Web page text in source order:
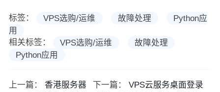
标签： VPS选购/运维 故障处理
Python应
用
相关标签：
VPS选购/运维
故障处理
Python应用
上一篇：
香港服务器
下一篇：
VPS云服务桌面登录